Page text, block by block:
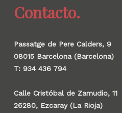
Contacto.
Passatge de Pere Calders, 9
08015 Barcelona (Barcelona)
T: 934 436 794
Calle Cristóbal de Zamudio, 11
26280, Ezcaray (La Rioja)